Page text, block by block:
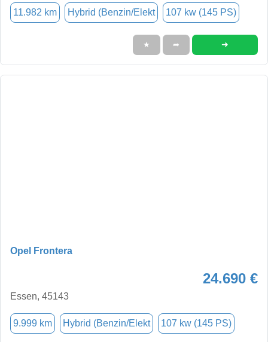
11.982 km Hybrid (Benzin/Elekt 107 kw (145 PS)
★ ➦ ➜
Opel Frontera
24.690 €
Essen, 45143
9.999 km Hybrid (Benzin/Elekt 107 kw (145 PS)